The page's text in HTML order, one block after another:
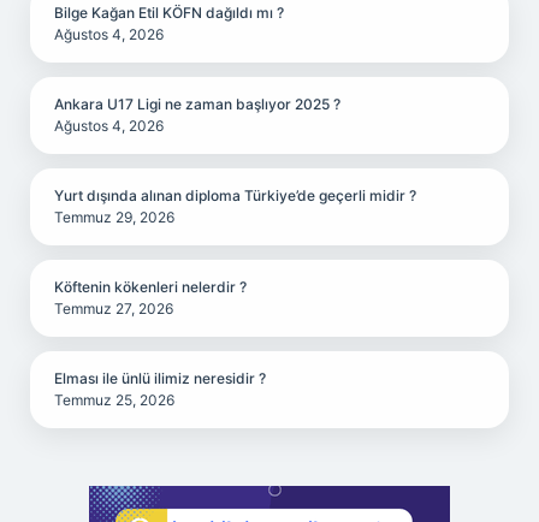
Bilge Kağan Etil KÖFN dağıldı mı ?
Ağustos 4, 2026
Ankara U17 Ligi ne zaman başlıyor 2025 ?
Ağustos 4, 2026
Yurt dışında alınan diploma Türkiye’de geçerli midir ?
Temmuz 29, 2026
Köftenin kökenleri nelerdir ?
Temmuz 27, 2026
Elması ile ünlü ilimiz neresidir ?
Temmuz 25, 2026